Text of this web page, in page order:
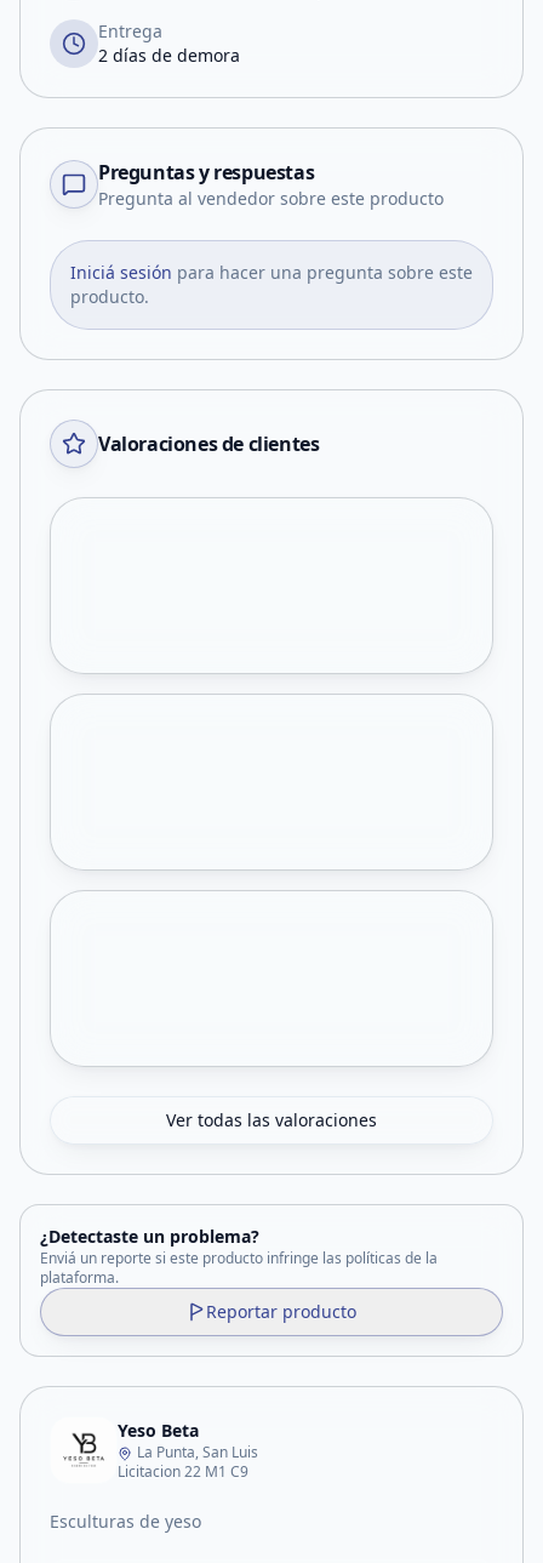
Entrega
2 días de demora
Preguntas y respuestas
Pregunta al vendedor sobre este producto
Iniciá sesión para hacer una pregunta sobre este
producto.
Valoraciones de clientes
Ver todas las valoraciones
¿Detectaste un problema?
Enviá un reporte si este producto infringe las políticas de la
plataforma.
Reportar producto
Yeso Beta
La Punta, San Luis
Licitacion 22 M1 C9
Esculturas de yeso